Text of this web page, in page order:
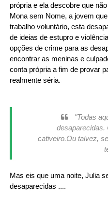
própria e ela descobre que
Mona sem Nome, a jovem
trabalho voluntário, esta
de ideias de estupro e
opções de crime para as
encontrar as meninas e
conta própria a fim de provar
realmente séria.
"Todas
desaparecidas.
cativeiro.Ou talvez,
Mas eis que uma noite, Julia
desaparecidas ....